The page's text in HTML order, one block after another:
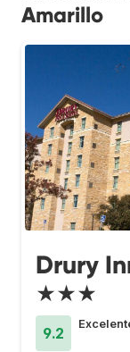
Amarillo
Drury
★★★
9.2